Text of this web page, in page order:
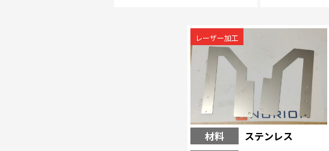
レーザー加工
材料
ステンレス